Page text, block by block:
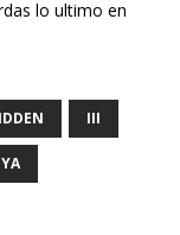
lo ultimo en
III